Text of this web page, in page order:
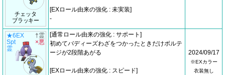
チェッタ
ブラッキー
[EXロール由来の強化 : 未実装]
-
★6EX
Spt
霊
†霊
×悪
[通常ロール由来の強化 : サポート]
初めてバディーズわざをつかったときだけボルテ
ージが2段階あがる
[EXロール由来の強化 : スピード]
2024/09/17
※EXカラー
衣装無し